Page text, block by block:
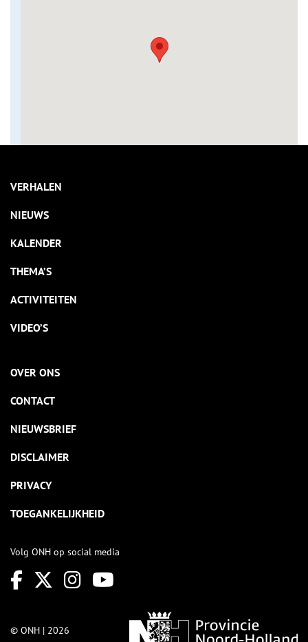
VERHALEN
NIEUWS
KALENDER
THEMA’S
ACTIVITEITEN
VIDEO’S
OVER ONS
CONTACT
NIEUWSBRIEF
DISCLAIMER
PRIVACY
TOEGANKELIJKHEID
Volg ONH op social media
© ONH | 2026